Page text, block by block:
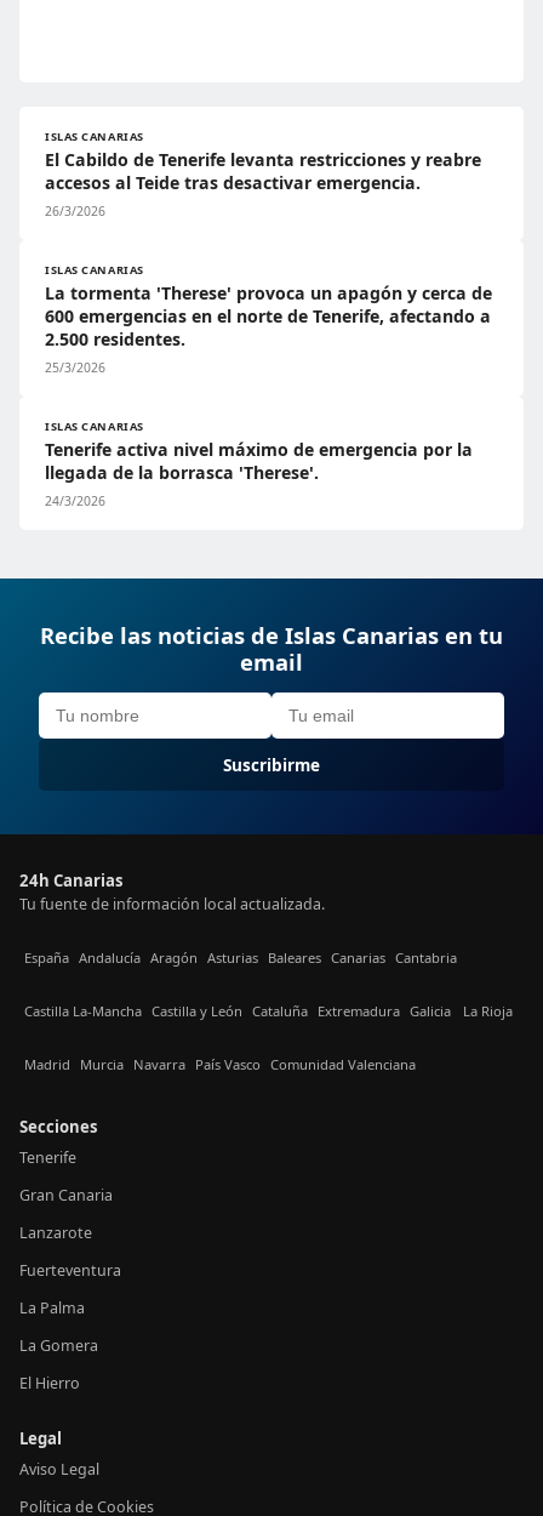
ISLAS CANARIAS
El Cabildo de Tenerife levanta restricciones y reabre
accesos al Teide tras desactivar emergencia.
26/3/2026
ISLAS CANARIAS
La tormenta 'Therese' provoca un apagón y cerca de
600 emergencias en el norte de Tenerife, afectando a
2.500 residentes.
25/3/2026
ISLAS CANARIAS
Tenerife activa nivel máximo de emergencia por la
llegada de la borrasca 'Therese'.
24/3/2026
Recibe las noticias de Islas Canarias en tu
email
Suscribirme
24h Canarias
Tu fuente de información local actualizada.
España Andalucía Aragón Asturias Baleares Canarias Cantabria
Castilla La-Mancha Castilla y León Cataluña Extremadura Galicia La Rioja
Madrid Murcia Navarra País Vasco Comunidad Valenciana
Secciones
Tenerife
Gran Canaria
Lanzarote
Fuerteventura
La Palma
La Gomera
El Hierro
Legal
Aviso Legal
Política de Cookies